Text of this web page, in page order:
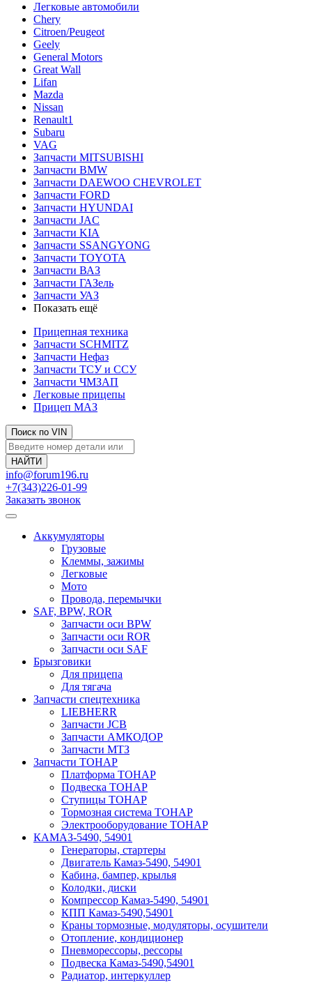
Легковые автомобили
Chery
Citroen/Peugeot
Geely
General Motors
Great Wall
Lifan
Mazda
Nissan
Renault1
Subaru
VAG
Запчасти MITSUBISHI
Запчасти BMW
Запчасти DAEWOO CHEVROLET
Запчасти FORD
Запчасти HYUNDAI
Запчасти JAC
Запчасти KIA
Запчасти SSANGYONG
Запчасти TOYOTA
Запчасти ВАЗ
Запчасти ГАЗель
Запчасти УАЗ
Показать ещё
Прицепная техника
Запчасти SCHMITZ
Запчасти Нефаз
Запчасти ТСУ и ССУ
Запчасти ЧМЗАП
Легковые прицепы
Прицеп МАЗ
Поиск по VIN
info@forum196.ru
+7(343)226-01-99
Заказать звонок
Аккумуляторы
Грузовые
Клеммы, зажимы
Легковые
Мото
Провода, перемычки
SAF, BPW, ROR
Запчасти оси BPW
Запчасти оси ROR
Запчасти оси SAF
Брызговики
Для прицепа
Для тягача
Запчасти спецтехника
LIEBHERR
Запчасти JCB
Запчасти АМКОДОР
Запчасти МТЗ
Запчасти ТОНАР
Платформа ТОНАР
Подвеска ТОНАР
Ступицы ТОНАР
Тормозная система ТОНАР
Электрооборудование ТОНАР
КАМАЗ-5490, 54901
Генераторы, стартеры
Двигатель Камаз-5490, 54901
Кабина, бампер, крылья
Колодки, диски
Компрессор Камаз-5490, 54901
КПП Камаз-5490,54901
Краны тормозные, модуляторы, осушители
Отопление, кондиционер
Пневморессоры, рессоры
Подвеска Камаз-5490,54901
Радиатор, интеркуллер